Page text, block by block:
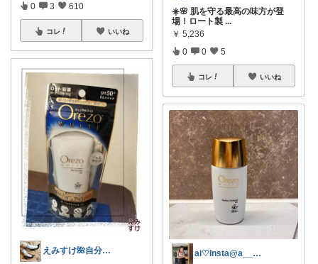
0 3 610
コレ いいね
えみすけ🌺自分を大事に( ˘ᵕ˘ )
☀️🌸 肌を守る最高の味方が登
場！ロート製 ...
￥ 5,236
0 0 5
コレ いいね
ai♡Insta@a__home21